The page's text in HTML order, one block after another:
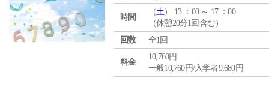
時間
（土） 13 ：00 ～ 17 ：00
（休憩20分1回含む）
回数
全1回
料金
10,760円
一般10,760円/入学者9,680円